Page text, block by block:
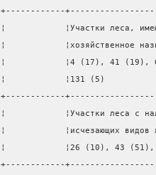
+------------
¦            ¦Участки леса,
¦            ¦хозяйственное
¦            ¦4 (17), 41 (19),
¦            ¦131 (5)
+------------
¦            ¦Участки леса с
¦            ¦исчезающих
¦            ¦26 (10), 43
+------------